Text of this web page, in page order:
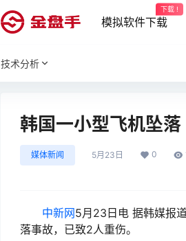
模拟软件下载
下载 !
技术分析
韩国一小型飞机坠
媒体新闻 5月23日 0
中新网5月23日电 据韩媒报
落事故，已致2人重伤。